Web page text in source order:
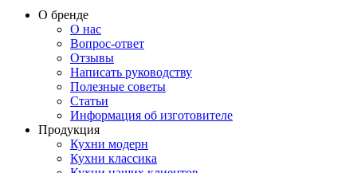
О бренде
О нас
Вопрос-ответ
Отзывы
Написать руководству
Полезные советы
Статьи
Информация об изготовителе
Продукция
Кухни модерн
Кухни классика